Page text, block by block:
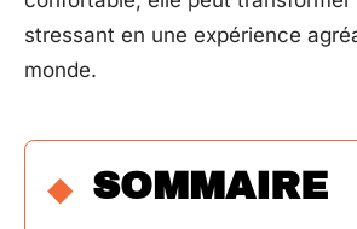
stressant en une expérience
monde.
SOMMAIRE